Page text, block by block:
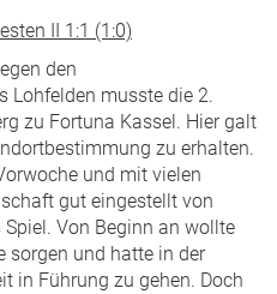
II 1:1 (1:0)
den
Lohfelden musste die 2.
zu Fortuna Kassel. Hier galt
zu erhalten.
und mit vielen
gut eingestellt von
Von Beginn an wollte
sorgen und hatte in der
in Führung zu gehen. Doch